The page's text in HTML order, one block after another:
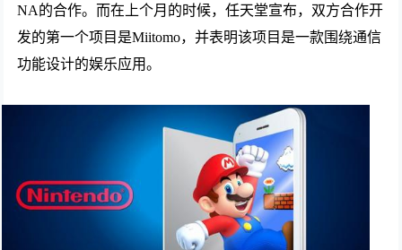
NA的合作。而在上个月的时候，任天堂宣布，双方合作开
发的第一个项目是Miitomo，并表明该项目是一款围绕通信
功能设计的娱乐应用。